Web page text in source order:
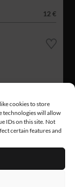
cookies to store
technologies will allow
IDs on this site. Not
certain features and
12 €